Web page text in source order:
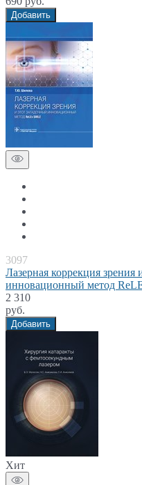
Добавить
3097
Лазерная коррекция зрения
инновационный метод
2 310
руб.
Добавить
Хит